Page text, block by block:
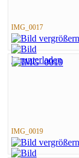
IMG_0017
IMG_0019